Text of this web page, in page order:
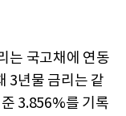
는 국고채에 연동
3년물 금리는 같
3.856%를 기록